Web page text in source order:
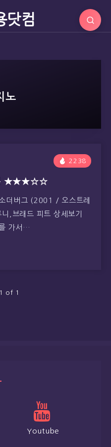
닷컴
노
2238
븐 ★★★☆☆
더버그 (2001 / 오스트레
,브래드 피트 상세보기
가서…
of 1
Youtube